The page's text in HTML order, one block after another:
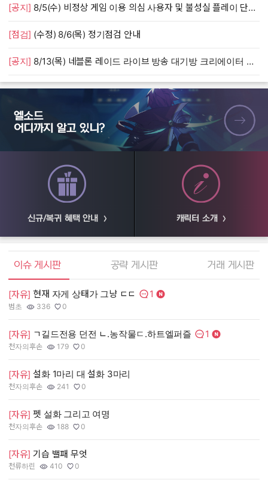
[공지] 8/5(수) 비정상 게임 이용 의심 사용자 및 불성실 플레이 단속 안내
[점검] (수정) 8/6(목) 정기점검 안내
[공지] 8/13(목) 네블론 레이드 라이브 방송 대기방 크리에이터 모집 안내
엘소드 어디까지 알고 있니?
신규/복귀 혜택 안내 캐릭터 소개
엘소드 커뮤니티
이슈 게시판 공략 게시판 거래 게시판
[자유] 현재 자게 상태가 그냥 ㄷㄷ 댓글수:
1
작성자:
범초
조회수:
336
추천수:
0
[자유] ㄱ길드전용 던전 ㄴ.농작물ㄷ.하트엘퍼즐 댓글수:
1
작성자:
천자의후손
조회수:
179
추천수:
0
[자유] 설화 1마리 대 설화 3마리
작성자:
천자의후손
조회수:
241
추천수:
0
[자유] 펫 설화 그리고 여명
작성자:
천자의후손
조회수:
188
추천수:
0
[자유] 기습 밸패 무엇
작성자:
천류하린
조회수:
410
추천수:
0